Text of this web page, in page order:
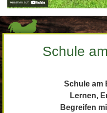
Schule
Schule am
Lernen,
Begreifen